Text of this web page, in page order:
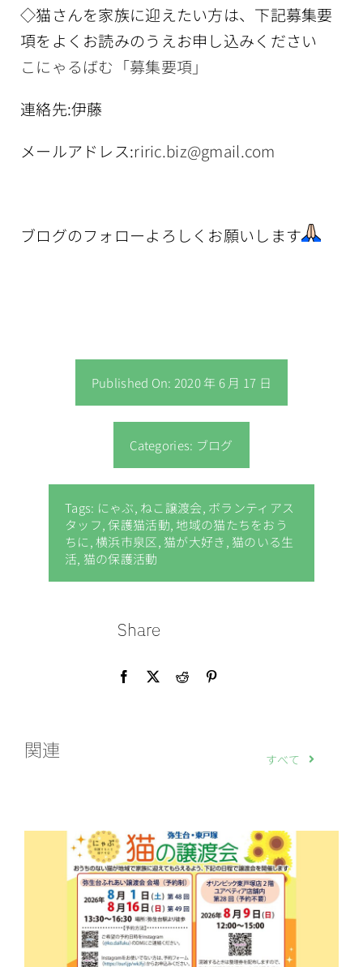
◇猫さんを家族に迎えたい方は、下記募集要
項をよくお読みのうえお申し込みください
こにゃるばむ「募集要項」
連絡先:伊藤
メールアドレス:riric.biz@gmail.com
ブログのフォローよろしくお願いします
Published On: 2020 年 6 月 17 日
Categories: ブログ
Tags: にゃぶ, ねこ譲渡会, ボランティアス
タッフ,保護猫活動,地域の猫たちをおう
ちに,横浜市泉区, 猫が大好き, 猫のいる生
活, 猫の保護活動
Share
関連 すべて